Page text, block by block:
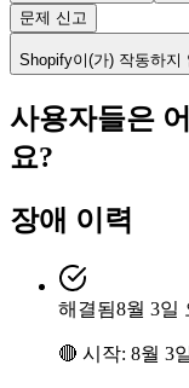
문제 신고
Shopify이(가) 작동하지
사용자들은
요?
장애 이력
해결됨8월 3일
🔴 시작: 8월 3